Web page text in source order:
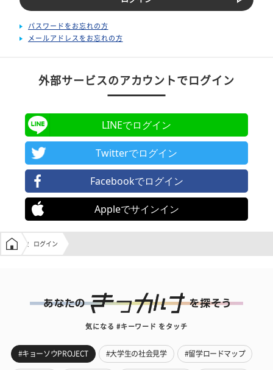
パスワードをお忘れの方
メールアドレスをお忘れの方
外部サービスのアカウントでログイン
LINEでログイン
Twitterでログイン
Facebookでログイン
Appleでサインイン
学生の窓口トップ
ログイン
気になる #キーワード をタッチ
#キョーソウPROJECT #大学生の社会見学 #留学ロードマップ